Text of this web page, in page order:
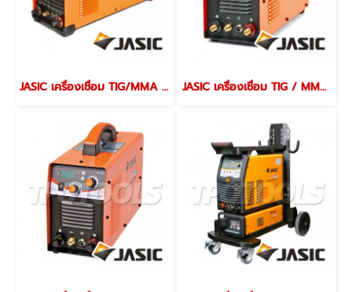
JASIC เครื่องเชื่อม TIG/MMA 200/160 แอมป์ รุ่น TIG200PACDC(E20101) 1 เฟส 220 โวลต์ (เจสิค) JASIC เครื่องเชื่อม TIG / MMA รุ่น TIG200ST-7 180-200 แอมป์ 1 เฟส 220 โวลต์ (เจสิค)